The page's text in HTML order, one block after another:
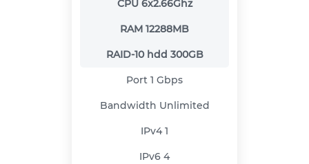
CPU 6x2.66Ghz
RAM 12288MB
RAID-10 hdd 300GB
Port 1 Gbps
Bandwidth Unlimited
IPv41
IPv6 4